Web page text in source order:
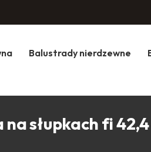
Balustrady nierdzewne
słupkach fi